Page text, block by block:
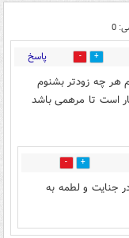
0
20 پاسخ
هر چه زودتر بشنوم
است تا مرهمی باشد
1
جنایت و لطمه به